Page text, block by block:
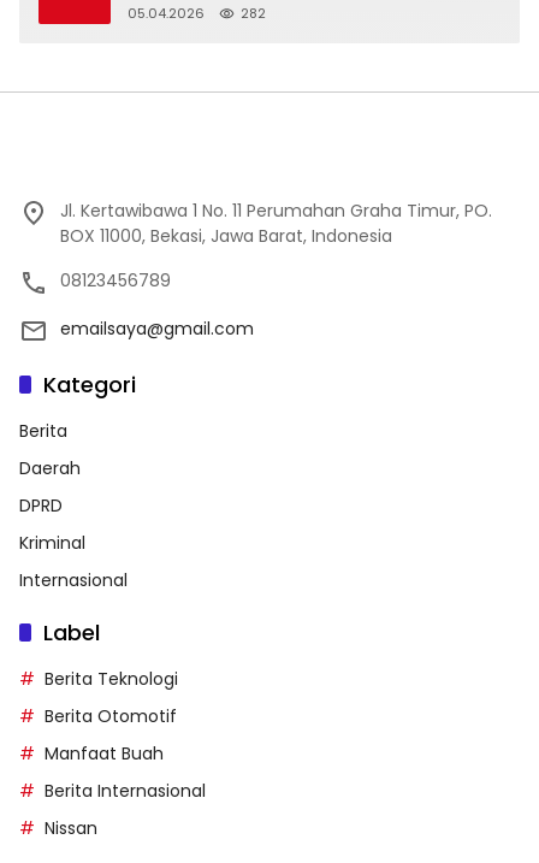
Komprehensif
05.04.2026 282
Jl. Kertawibawa 1 No. 11 Perumahan Graha Timur, PO.
BOX 11000, Bekasi, Jawa Barat, Indonesia
08123456789
emailsaya@gmail.com
Kategori
Berita
Daerah
DPRD
Kriminal
Internasional
Label
Berita Teknologi
Berita Otomotif
Manfaat Buah
Berita Internasional
Nissan